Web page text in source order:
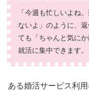
「今週も忙しいよね
ないよ」のように、
ても「ちゃんと気に
就活に集中できます。
ある婚活サービス利